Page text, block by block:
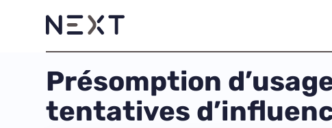
Présomption
tentatives